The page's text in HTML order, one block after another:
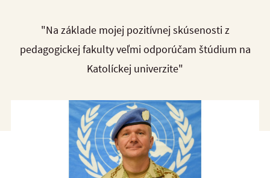
"Na základe mojej pozitívnej skúsenosti z
pedagogickej fakulty veľmi odporúčam štúdium na
Katolíckej univerzite"